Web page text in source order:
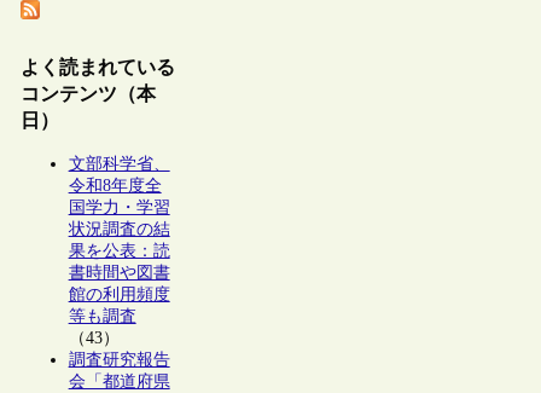
よく読まれている
コンテンツ（本
日）
文部科学省、
令和8年度全
国学力・学習
状況調査の結
果を公表：読
書時間や図書
館の利用頻度
等も調査
（43）
調査研究報告
会「都道府県